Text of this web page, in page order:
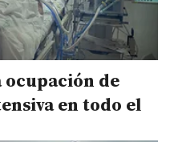
ocupación de
en todo el